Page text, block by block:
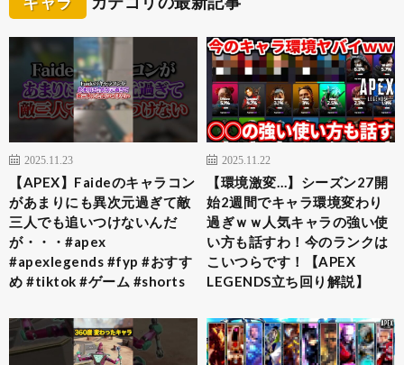
2025.11.23
【APEX】Faideのキャラコン
があまりにも異次元過ぎて敵
三人でも追いつけないんだ
が・・・#apex
#apexlegends #fyp #おすす
め #tiktok #ゲーム #shorts
2025.11.22
【環境激変…】シーズン27開
始2週間でキャラ環境変わり
過ぎｗｗ人気キャラの強い使
い方も話すわ！今のランクは
こいつらです！【APEX
LEGENDS立ち回り解説】